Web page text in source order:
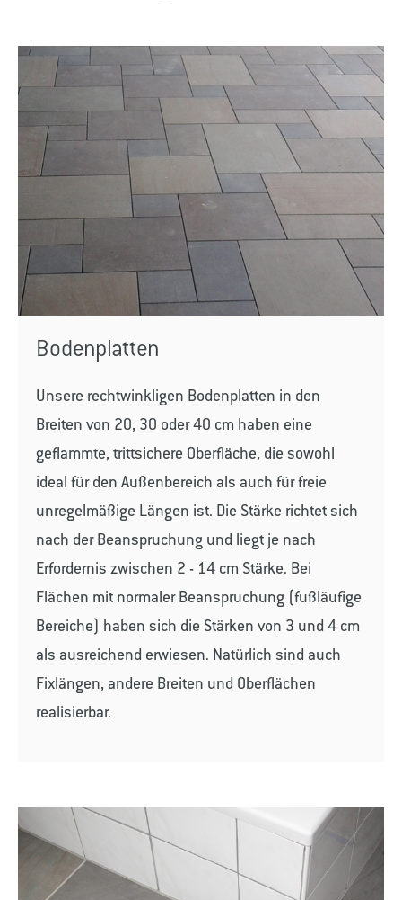
Bodenplatten
Unsere rechtwinkligen Bodenplatten in den
Breiten von 20, 30 oder 40 cm haben eine
geflammte, trittsichere Oberfläche, die sowohl
ideal für den Außenbereich als auch für freie
unregelmäßige Längen ist. Die Stärke richtet sich
nach der Beanspruchung und liegt je nach
Erfordernis zwischen 2 - 14 cm Stärke. Bei
Flächen mit normaler Beanspruchung (fußläufige
Bereiche) haben sich die Stärken von 3 und 4 cm
als ausreichend erwiesen. Natürlich sind auch
Fixlängen, andere Breiten und Oberflächen
realisierbar.